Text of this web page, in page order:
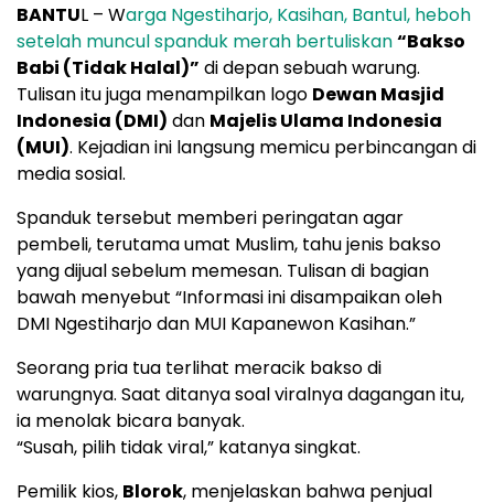
BANTUL – Warga Ngestiharjo, Kasihan, Bantul, heboh
setelah muncul spanduk merah bertuliskan“Bakso
Babi (Tidak Halal)” di depan sebuah warung.
Tulisan itu juga menampilkan logo Dewan Masjid
Indonesia (DMI) dan Majelis Ulama Indonesia
(MUI). Kejadian ini langsung memicu perbincangan di
media sosial.
Spanduk tersebut memberi peringatan agar
pembeli, terutama umat Muslim, tahu jenis bakso
yang dijual sebelum memesan. Tulisan di bagian
bawah menyebut “Informasi ini disampaikan oleh
DMI Ngestiharjo dan MUI Kapanewon Kasihan.”
Seorang pria tua terlihat meracik bakso di
warungnya. Saat ditanya soal viralnya dagangan itu,
ia menolak bicara banyak.
“Susah, pilih tidak viral,” katanya singkat.
Pemilik kios, Blorok, menjelaskan bahwa penjual